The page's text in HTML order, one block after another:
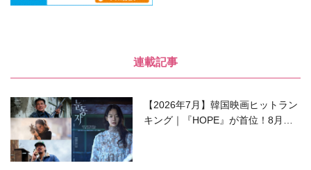
連載記事
【2026年7月】韓国映画ヒットラン
キング｜『HOPE』が首位！8月公